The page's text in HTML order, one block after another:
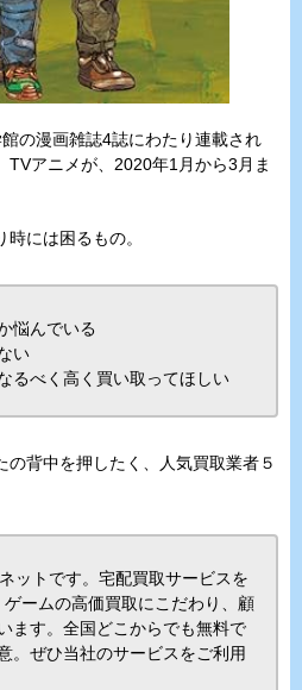
の漫画雑誌4誌にわたり連載され
TVアニメが、2020年1月から3月ま
には困るもの。
悩んでいる
い
るべく高く買い取ってほしい
背中を押したく、人気買取業者５
ットです。宅配買取サービスを
ームの高価買取にこだわり、顧
ます。全国どこからでも無料で
。ぜひ当社のサービスをご利用